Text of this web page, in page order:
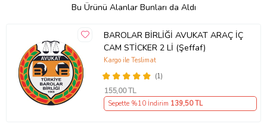
Bu Ürünü Alanlar Bunları da Aldı
BAROLAR BİRLİĞİ AVUKAT ARAÇ İÇ
CAM STİCKER 2 Lİ (Şeffaf)
(1)
Kargo ile Teslimat
155,00 TL
Sepette %10 İndirim 139,50 TL